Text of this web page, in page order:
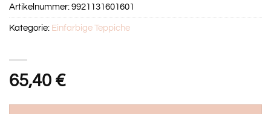
65,40 €
Artikelnummer:9921131601601
Kategorie: Einfarbige Teppiche